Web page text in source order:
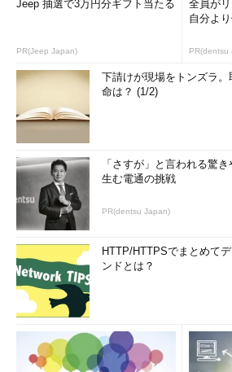
Jeep 抽選で3万円分ギフト当たる
PR(Jeep Japan)
全員が
自分よ
PR(dentsu
下請けが現場をトンズラ
命は？ (1/2)
「さすが」と言われる驚
生む電通の挑戦
PR(dentsu Japan)
HTTP/HTTPSでまとめて
ンドとは？